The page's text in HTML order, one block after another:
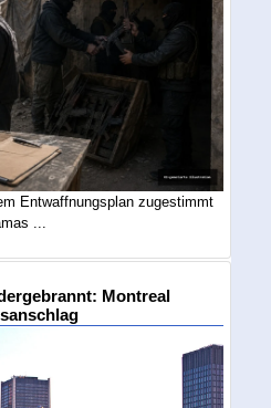
Entwaffnungsplan zugestimmt
...
Montreal